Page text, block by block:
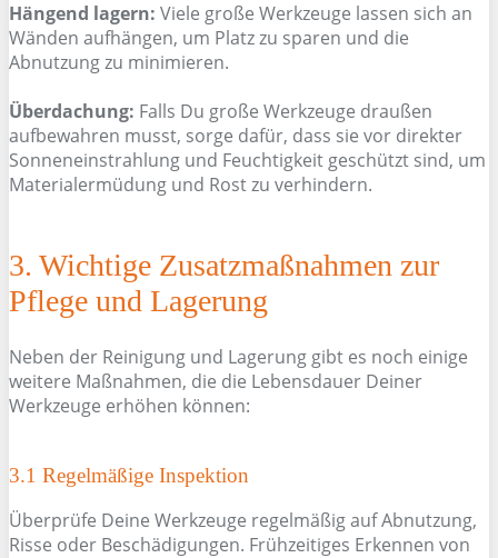
Hängend lagern: Viele große Werkzeuge lassen sich an
Wänden aufhängen, um Platz zu sparen und die
Abnutzung zu minimieren.
Überdachung: Falls Du große Werkzeuge draußen
aufbewahren musst, sorge dafür, dass sie vor direkter
Sonneneinstrahlung und Feuchtigkeit geschützt sind, um
Materialermüdung und Rost zu verhindern.
3. Wichtige Zusatzmaßnahmen zur
Pflege und Lagerung
Neben der Reinigung und Lagerung gibt es noch einige
weitere Maßnahmen, die die Lebensdauer Deiner
Werkzeuge erhöhen können:
3.1 Regelmäßige Inspektion
Überprüfe Deine Werkzeuge regelmäßig auf Abnutzung,
Risse oder Beschädigungen. Frühzeitiges Erkennen von